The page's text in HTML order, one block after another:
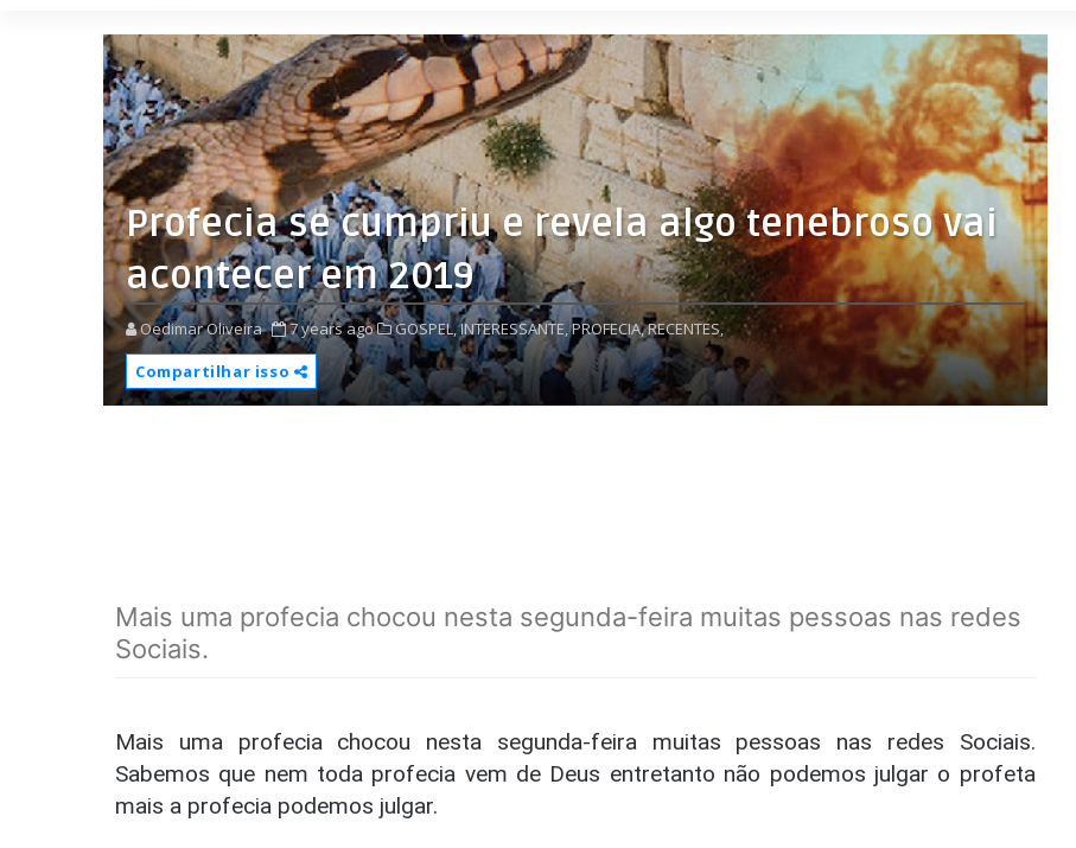
Profecia se cumpriu e revela algo tenebroso vai
acontecer em 2019
Oedimar Oliveira 7 years ago GOSPEL,INTERESSANTE,PROFECIA,RECENTES,
Compartilhar isso
Mais uma profecia chocou nesta segunda-feira muitas pessoas nas redes
Sociais.
Mais uma profecia chocou nesta segunda-feira muitas pessoas nas redes Sociais.
Sabemos que nem toda profecia vem de Deus entretanto não podemos julgar o profeta
mais a profecia podemos julgar.